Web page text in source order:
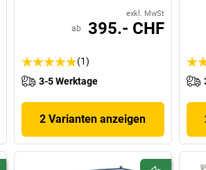
exkl. MwSt
ab 395.- CHF
(1)
3-5 Werktage
2 Varianten anzeigen